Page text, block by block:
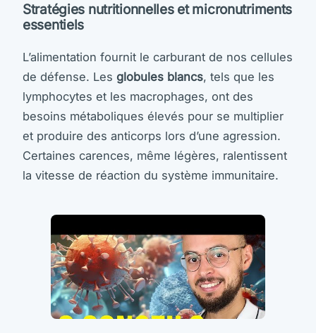
Stratégies nutritionnelles et micronutriments
essentiels
L’alimentation fournit le carburant de nos cellules
de défense. Les globules blancs, tels que les
lymphocytes et les macrophages, ont des
besoins métaboliques élevés pour se multiplier
et produire des anticorps lors d’une agression.
Certaines carences, même légères, ralentissent
la vitesse de réaction du système immunitaire.